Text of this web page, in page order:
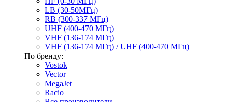
LB (30-50МГц)
RB (300-337 МГц)
UHF (400-470 МГц)
VHF (136-174 МГц)
VHF (136-174 МГц) / UHF (400-470 МГц)
По бренду:
Vostok
Vector
MegaJet
Racio